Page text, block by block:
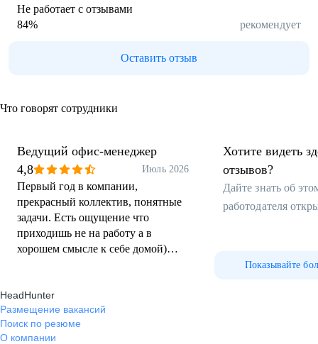
Не работает с отзывами
84% рекомендует
Оставить отзыв
Что говорят сотрудники
Ведущий офис-менеджер
4,8
Июль 2026
Первый год в компании,
прекрасный коллектив, понятные
задачи. Есть ощущение что
приходишь не на работу а в
хорошем смысле к себе домой)
понимающими коллегами.
Хотите видеть
отзывов?
Дайте знать об
работодателя
Показывайте
HeadHunter
Размещение вакансий
Поиск по резюме
О компании